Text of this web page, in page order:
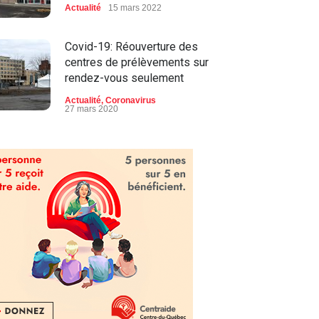
Actualité 15 mars 2022
Covid-19: Réouverture des
centres de prélèvements sur
rendez-vous seulement
Actualité, Coronavirus
27 mars 2020
Québec : Davantage de
jeunes ayant une DI-TSA
participent désormais à des
activités de jour dans la
communauté
Actualité, Vidéos
Magie de Noël : Le Collège
Saint-Bernard surprend cette
année en offrant la magie...